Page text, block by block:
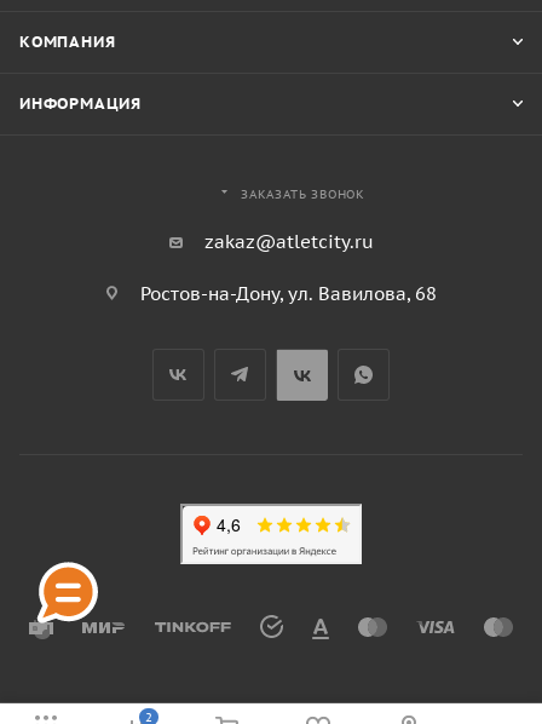
КОМПАНИЯ
ИНФОРМАЦИЯ
ЗАКАЗАТЬ ЗВОНОК
zakaz@atletcity.ru
Ростов-на-Дону, ул. Вавилова, 68
2